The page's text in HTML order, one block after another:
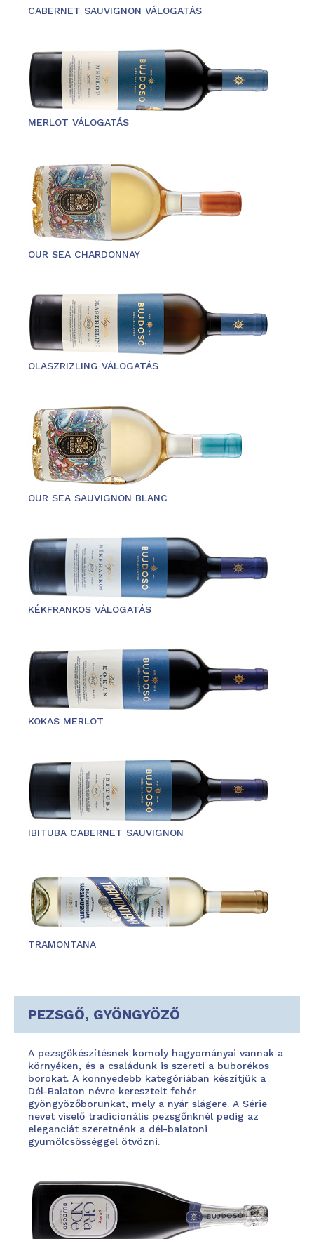
CABERNET SAUVIGNON VÁLOGATÁS
MERLOT VÁLOGATÁS
OUR SEA CHARDONNAY
OLASZRIZLING VÁLOGATÁS
OUR SEA SAUVIGNON BLANC
KÉKFRANKOS VÁLOGATÁS
KOKAS MERLOT
IBITUBA CABERNET SAUVIGNON
TRAMONTANA
PEZSGŐ, GYÖNGYÖZŐ
A pezsgőkészítésnek komoly hagyományai vannak a
környéken, és a családunk is szereti a buborékos
borokat. A könnyedebb kategóriában készítjük a
Dél-Balaton névre keresztelt fehér
gyöngyözőborunkat, mely a nyár slágere. A Série
nevet viselő tradicionális pezsgőnknél pedig az
eleganciát szeretnénk a dél-balatoni
gyümölcsösséggel ötvözni.